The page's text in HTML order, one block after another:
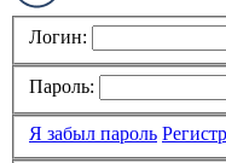
Логин:
Пароль:
Я забыл пароль